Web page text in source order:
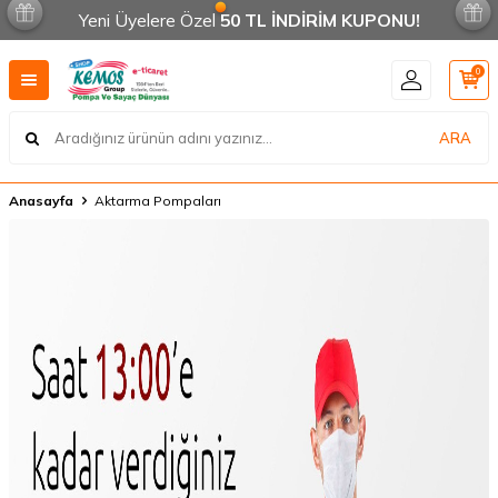
Yeni Üyelere Özel 50 TL İNDİRİM KUPONU!
ARA
0
Anasayfa Aktarma Pompaları